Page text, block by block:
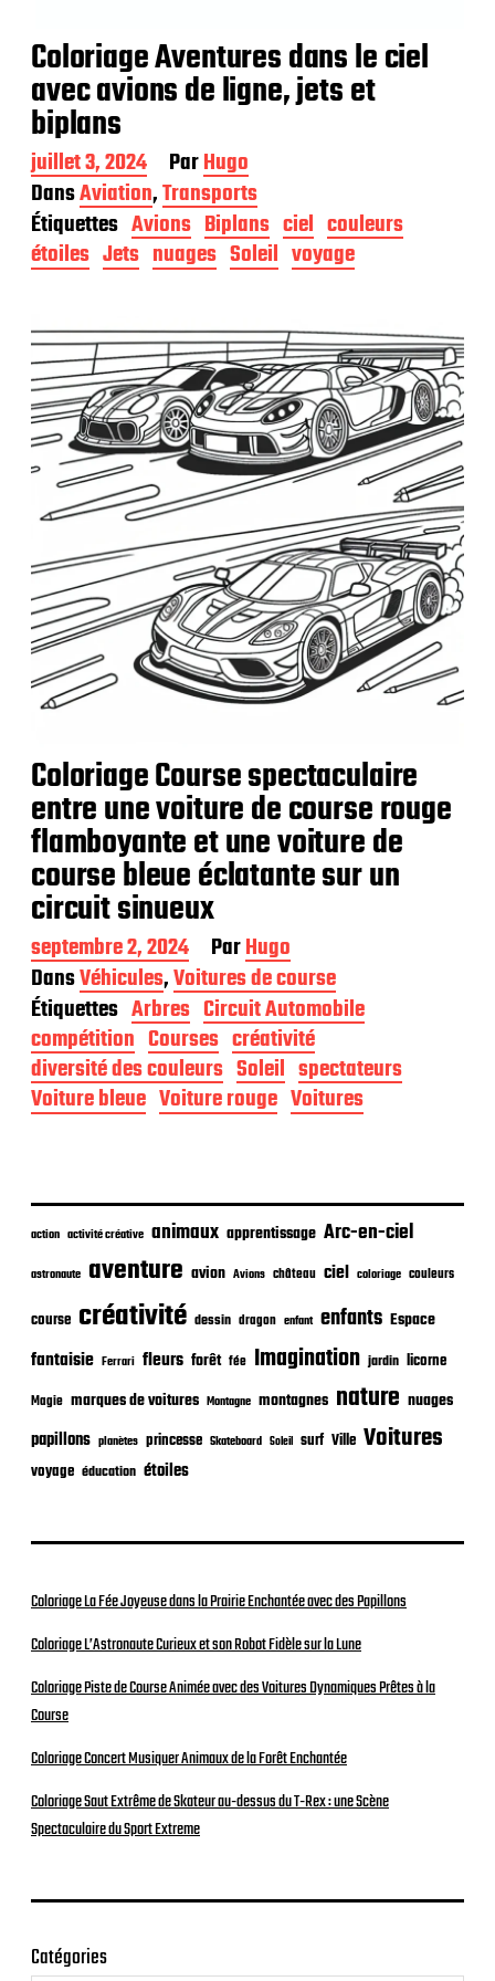
Coloriage Aventures dans le ciel
avec avions de ligne, jets et
biplans
D
a
t
e
d
e
b
l
i
c
a
t
i
n
juillet 3, 2024 ParHugo
DansAviation,Transports
Étiquettes Avions Biplans ciel couleurs
étoiles Jets nuages Soleil voyage
Coloriage Course spectaculaire
entre une voiture de course rouge
flamboyante et une voiture de
course bleue éclatante sur un
circuit sinueux
D
a
t
e
d
e
p
u
b
a
t
o
septembre 2, 2024 ParHugo
DansVéhicules,Voitures de course
Étiquettes Arbres Circuit Automobile
compétition Courses créativité
diversité des couleurs Soleil spectateurs
Voiture bleue Voiture rouge Voitures
action activité créative animaux apprentissage Arc-en-ciel
astronaute aventure avion Avions château ciel coloriage couleurs
course créativité dessin dragon enfant enfants Espace
fantaisie Ferrari fleurs forêt fée Imagination jardin licorne
Magie marques de voitures Montagne montagnes nature nuages
papillons planètes princesse Skateboard Soleil surf Ville Voitures
voyage éducation étoiles
Coloriage La Fée Joyeuse dans la Prairie Enchantée avec des Papillons
Coloriage L’Astronaute Curieux et son Robot Fidèle sur la Lune
Coloriage Piste de Course Animée avec des Voitures Dynamiques Prêtes à la
Course
Coloriage Concert Musiquer Animaux de la Forêt Enchantée
Coloriage Saut Extrême de Skateur au-dessus du T-Rex : une Scène
Spectaculaire du Sport Extreme
Catégories